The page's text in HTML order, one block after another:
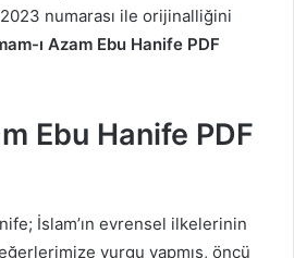
numarası ile orijinalliğini
ı Azam Ebu Hanife PDF
Ebu Hanife PDF
İslam’ın evrensel ilkelerinin
vurgu yapmış, öncü